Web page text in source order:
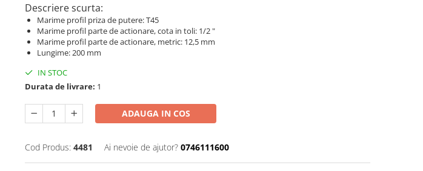
Descriere scurta:
Marime profil priza de putere: T45
Marime profil parte de actionare, cota in toli: 1/2 "
Marime profil parte de actionare, metric: 12,5 mm
Lungime: 200 mm
IN STOC
Durata de livrare: 1
ADAUGA IN COS
Cod Produs: 4481 Ai nevoie de ajutor? 0746111600